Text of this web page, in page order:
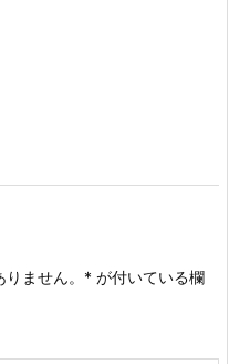
ません。 * が付いている欄